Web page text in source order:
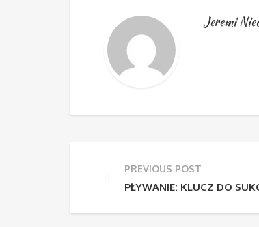
Jeremi
PREVIOUS POST
PŁYWANIE: KLUCZ DO